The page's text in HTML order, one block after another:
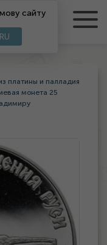
RU
сайту
RU
платины и палладия
монета 25